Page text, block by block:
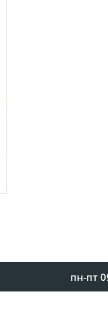
пн-пт